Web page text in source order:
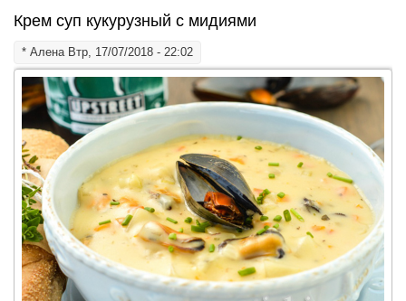
Крем суп кукурузный с мидиями
* АленаВтр, 17/07/2018 - 22:02